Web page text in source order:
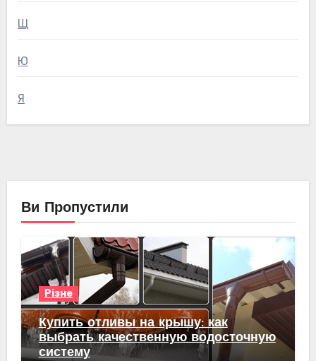
Щ
Ю
Я
Ви Пропустили
Різне
Купить отливы на крышу: как
выбрать качественную водосточную
систему